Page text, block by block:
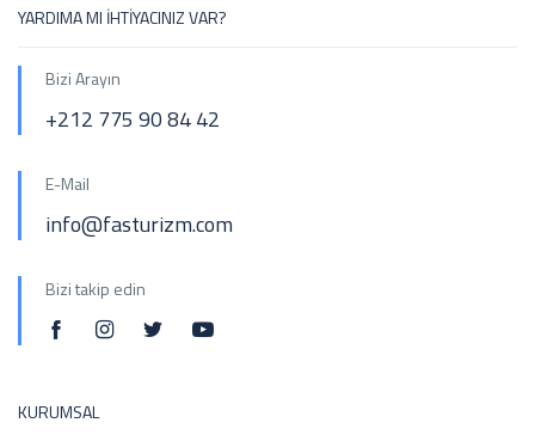
YARDIMA MI İHTİYACINIZ VAR?
Bizi Arayın
+212 775 90 84 42
E-Mail
info@fasturizm.com
Bizi takip edin
KURUMSAL